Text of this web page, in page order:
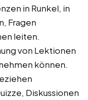
in Runkel, in
Fragen
leiten.
von Lektionen
können.
Diskussionen